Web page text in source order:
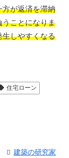
が返済を滞納
ことになりま
しやすくなる
住宅ローン
建築の研究家